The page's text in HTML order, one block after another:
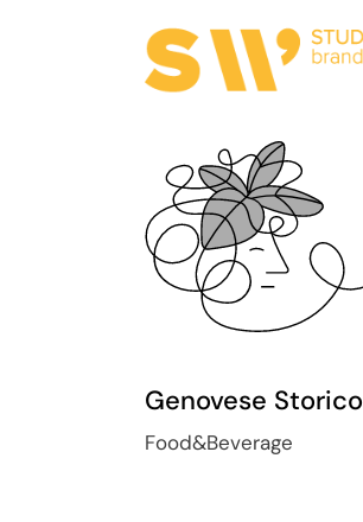
Genovese Storico
Food&Beverage